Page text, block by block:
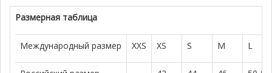
Размерная таблица
Международный размер XXS XS S M L